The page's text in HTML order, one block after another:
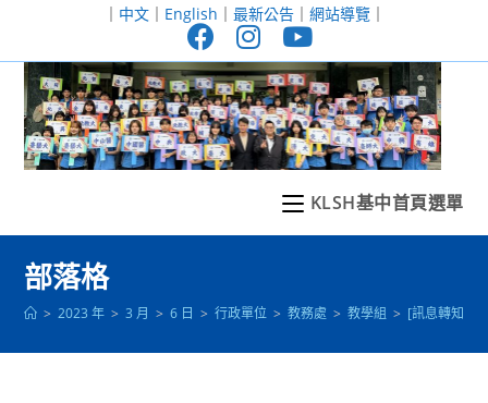
至
｜ 中文｜ English ｜ 最新公告｜ 網站導覽｜
KLSH基中首頁選單
部落格
> 2023 年 > 3 月 > 6 日 > 行政單位 > 教務處 > 教學組 > [訊息轉知]有